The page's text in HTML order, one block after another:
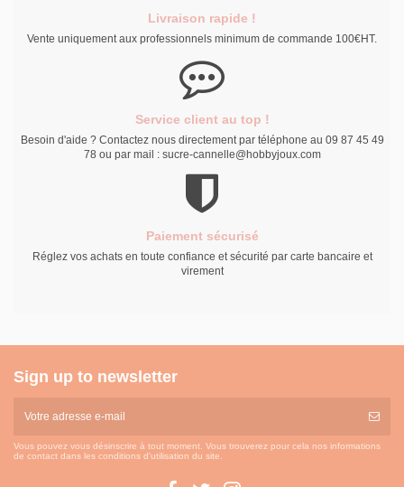
Livraison rapide !
Vente uniquement aux professionnels minimum de commande 100€HT.
Service client au top !
Besoin d'aide ? Contactez nous directement par téléphone au 09 87 45 49
78 ou par mail : sucre-cannelle@hobbyjoux.com
Paiement sécurisé
Réglez vos achats en toute confiance et sécurité par carte bancaire et
virement
Sign up to newsletter
Vous pouvez vous désinscrire à tout moment. Vous trouverez pour cela nos informations
de contact dans les conditions d'utilisation du site.